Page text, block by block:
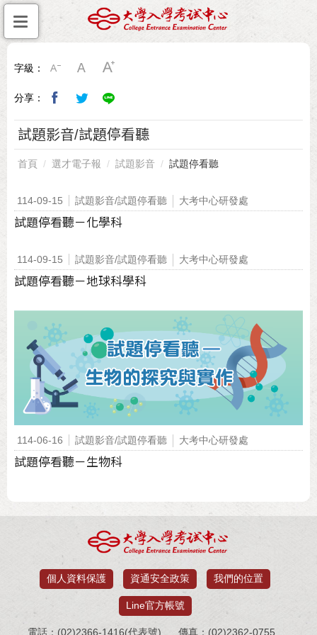
字級：
分享：
試題影音/試題停看聽
首頁 選才電子報 試題影音 試題停看聽
114-09-15 試題影音/試題停看聽 大考中心研發處
試題停看聽－化學科
114-09-15 試題影音/試題停看聽 大考中心研發處
試題停看聽－地球科學科
114-06-16 試題影音/試題停看聽 大考中心研發處
試題停看聽－生物科
個人資料保護 資通安全政策 我們的位置
Line官方帳號
電話：(02)2366-1416(代表號) 傳真：(02)2362-0755